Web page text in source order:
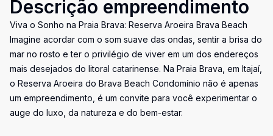
Descrição empreendimento
Viva o Sonho na Praia Brava: Reserva Aroeira Brava Beach
Imagine acordar com o som suave das ondas, sentir a brisa do
mar no rosto e ter o privilégio de viver em um dos endereços
mais desejados do litoral catarinense. Na Praia Brava, em Itajaí,
o Reserva Aroeira do Brava Beach Condomínio não é apenas
um empreendimento, é um convite para você experimentar o
auge do luxo, da natureza e do bem-estar.